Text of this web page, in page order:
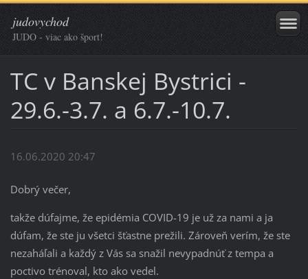
judovychod
JUDO - viac ako šport!
TC v Banskej Bystrici -
29.6.-3.7. a 6.7.-10.7.
16.06.2020 20:47
Dobrý večer,
takže dúfajme, že epidémia COVID-19 je už za nami a ja
dúfam, že ste ju všetci šťastne prežili. Zároveň verím, že ste
nezaháľali a každý z Vás sa snažil nevypadnúť z tempa a
poctivo trénoval, kto ako vedel.